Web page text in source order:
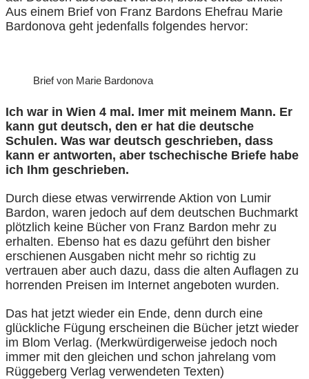
Aus einem Brief von Franz Bardons Ehefrau Marie
Bardonova geht jedenfalls folgendes hervor:
Brief von Marie Bardonova
Ich war in Wien 4 mal. Imer mit meinem Mann. Er
kann gut deutsch, den er hat die deutsche
Schulen. Was war deutsch geschrieben, dass
kann er antworten, aber tschechische Briefe habe
ich Ihm geschrieben.
Durch diese etwas verwirrende Aktion von Lumir
Bardon, waren jedoch auf dem deutschen Buchmarkt
plötzlich keine Bücher von Franz Bardon mehr zu
erhalten. Ebenso hat es dazu geführt den bisher
erschienen Ausgaben nicht mehr so richtig zu
vertrauen aber auch dazu, dass die alten Auflagen zu
horrenden Preisen im Internet angeboten wurden.
Das hat jetzt wieder ein Ende, denn durch eine
glückliche Fügung erscheinen die Bücher jetzt wieder
im Blom Verlag. (Merkwürdigerweise jedoch noch
immer mit den gleichen und schon jahrelang vom
Rüggeberg Verlag verwendeten Texten)